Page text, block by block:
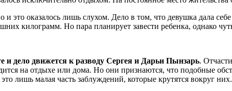
оказалось лишь слухом. Дело в том, что девушка дала
килограмм. Но пара планирует завести ребенка, однако
и дело движется к разводу Сергея и Дарьи Пынзарь.
на отдыхе или дома. Но они признаются, что подобные
лишь малая часть заблуждений, которые крутятся вокруг них.